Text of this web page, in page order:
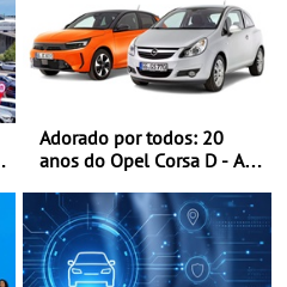
Adorado por todos: 20
anos do Opel Corsa D - A
celebra a estreia mundial
no Salão Internacional do
Automóvel Britânico, em
Londres